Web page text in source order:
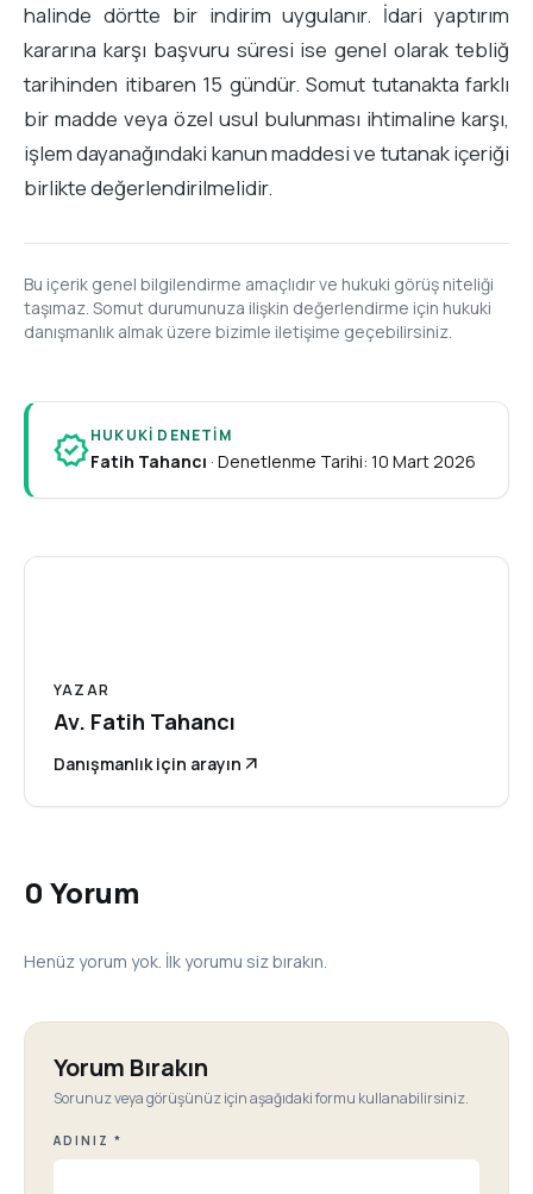
halinde dörtte bir indirim uygulanır. İdari yaptırım
kararına karşı başvuru süresi ise genel olarak tebliğ
tarihinden itibaren 15 gündür. Somut tutanakta farklı
bir madde veya özel usul bulunması ihtimaline karşı,
işlem dayanağındaki kanun maddesi ve tutanak içeriği
birlikte değerlendirilmelidir.
Bu içerik genel bilgilendirme amaçlıdır ve hukuki görüş niteliği
taşımaz. Somut durumunuza ilişkin değerlendirme için hukuki
danışmanlık almak üzere bizimle iletişime geçebilirsiniz.
verifiedHUKUKI DENETIM
Fatih Tahancı · Denetlenme Tarihi: 10 Mart 2026
YAZAR
Av. Fatih Tahancı
Danışmanlık için arayın arrow_outward
0 Yorum
Henüz yorum yok. İlk yorumu siz bırakın.
Yorum Bırakın
Sorunuz veya görüşünüz için aşağıdaki formu kullanabilirsiniz.
ADINIZ *